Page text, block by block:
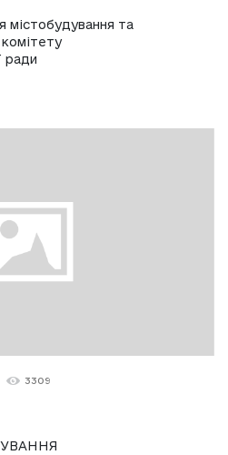
містобудування та
ради
3309